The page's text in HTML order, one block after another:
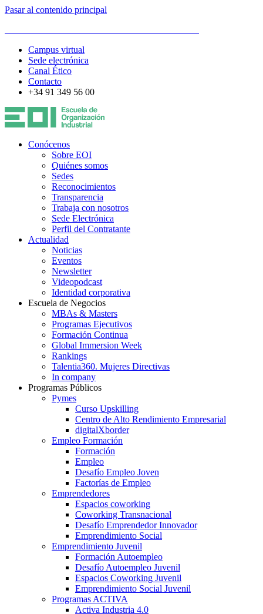
Pasar al contenido principal
Campus virtual
Sede electrónica
Canal Ético
Contacto
+34 91 349 56 00
Conócenos
Sobre EOI
Quiénes somos
Sedes
Reconocimientos
Transparencia
Trabaja con nosotros
Sede Electrónica
Perfil del Contratante
Actualidad
Noticias
Eventos
Newsletter
Videopodcast
Identidad corporativa
Escuela de Negocios
MBAs & Masters
Programas Ejecutivos
Formación Continua
Global Immersion Week
Rankings
Talentia360. Mujeres Directivas
In company
Programas Públicos
Pymes
Curso Upskilling
Centro de Alto Rendimiento Empresarial
digitalXborder
Empleo Formación
Formación
Empleo
Desafío Empleo Joven
Factorías de Empleo
Emprendedores
Espacios coworking
Coworking Transnacional
Desafío Emprendedor Innovador
Emprendimiento Social
Emprendimiento Juvenil
Formación Autoempleo
Desafío Autoempleo Juvenil
Espacios Coworking Juvenil
Emprendimiento Social Juvenil
Programas ACTIVA
Activa Industria 4.0